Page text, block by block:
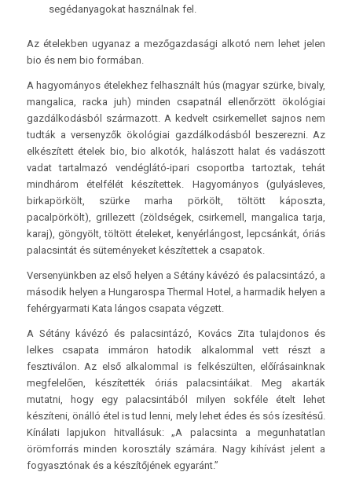
segédanyagokat használnak fel.
Az ételekben ugyanaz a mezőgazdasági alkotó nem lehet jelen
bio és nem bio formában.
A hagyományos ételekhez felhasznált hús (magyar szürke, bivaly,
mangalica, racka juh) minden csapatnál ellenőrzött ökológiai
gazdálkodásból származott. A kedvelt csirkemellet sajnos nem
tudták a versenyzők ökológiai gazdálkodásból beszerezni. Az
elkészített ételek bio, bio alkotók, halászott halat és vadászott
vadat tartalmazó vendéglátó-ipari csoportba tartoztak, tehát
mindhárom ételfélét készítettek. Hagyományos (gulyásleves,
birkapörkölt, szürke marha pörkölt, töltött káposzta,
pacalpörkölt), grillezett (zöldségek, csirkemell, mangalica tarja,
karaj), göngyölt, töltött ételeket, kenyérlángost, lepcsánkát, óriás
palacsintát és süteményeket készítettek a csapatok.
Versenyünkben az első helyen a Sétány kávézó és palacsintázó, a
második helyen a Hungarospa Thermal Hotel, a harmadik helyen a
fehérgyarmati Kata lángos csapata végzett.
A Sétány kávézó és palacsintázó, Kovács Zita tulajdonos és
lelkes csapata immáron hatodik alkalommal vett részt a
fesztiválon. Az első alkalommal is felkészülten, előírásainknak
megfelelően, készítették óriás palacsintáikat. Meg akarták
mutatni, hogy egy palacsintából milyen sokféle ételt lehet
készíteni, önálló étel is tud lenni, mely lehet édes és sós ízesítésű.
Kínálati lapjukon hitvallásuk: „A palacsinta a megunhatatlan
örömforrás minden korosztály számára. Nagy kihívást jelent a
fogyasztónak és a készítőjének egyaránt.”